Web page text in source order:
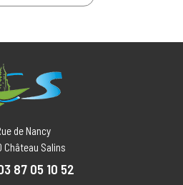
de Nancy
Château Salins
87 05 10 52